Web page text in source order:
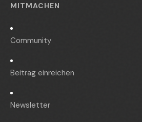
MITMACHEN
Community
Beitrag einreichen
Newsletter